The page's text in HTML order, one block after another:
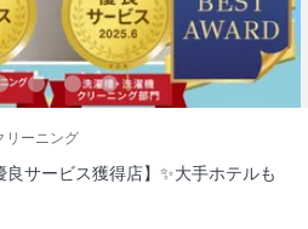
リーニング
サービス獲得店】✨大手ホテルも